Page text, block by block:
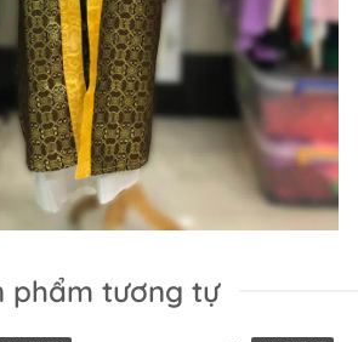
phẩm tương tự